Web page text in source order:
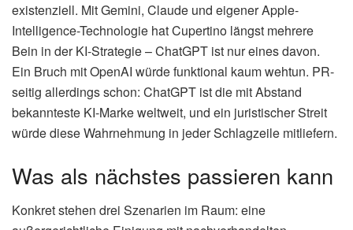
existenziell. Mit Gemini, Claude und eigener Apple-
Intelligence-Technologie hat Cupertino längst mehrere
Bein in der KI-Strategie – ChatGPT ist nur eines davon.
Ein Bruch mit OpenAI würde funktional kaum wehtun. PR-
seitig allerdings schon: ChatGPT ist die mit Abstand
bekannteste KI-Marke weltweit, und ein juristischer Streit
würde diese Wahrnehmung in jeder Schlagzeile mitliefern.
Was als nächstes passieren kann
Konkret stehen drei Szenarien im Raum: eine